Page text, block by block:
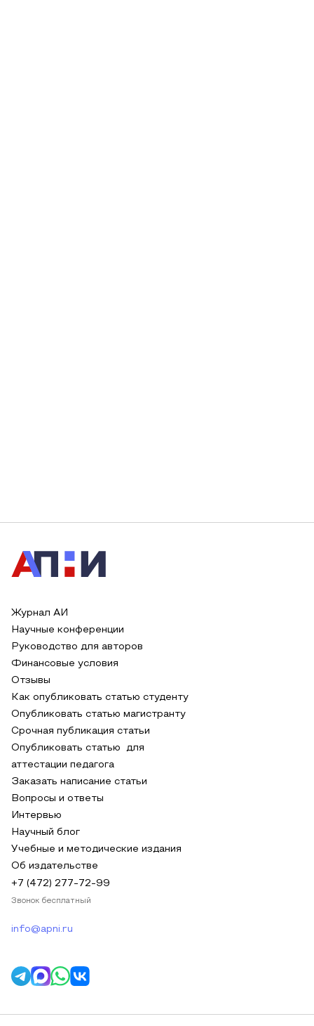
Журнал АИ
Научные конференции
Руководство для авторов
Финансовые условия
Отзывы
Как опубликовать статью студенту
Опубликовать статью магистранту
Срочная публикация статьи
Опубликовать статью для
аттестации педагога
Заказать написание статьи
Вопросы и ответы
Интервью
Научный блог
Учебные и методические издания
Об издательстве
+7 (472) 277-72-99
Звонок бесплатный
info@apni.ru